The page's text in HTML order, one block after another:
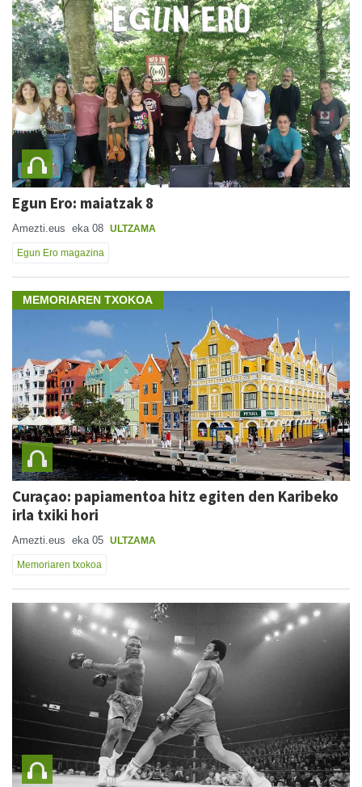
Egun Ero: maiatzak 8
Amezti.eus eka 08 ULTZAMA
Egun Ero magazina
MEMORIAREN TXOKOA
Curaçao: papiamentoa hitz egiten den Karibeko
irla txiki hori
Amezti.eus eka 05 ULTZAMA
Memoriaren txokoa